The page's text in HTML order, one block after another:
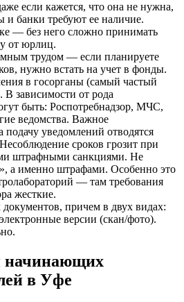
если кажется, что она не нужна,
и банки требуют ее наличие.
— без него сложно принимать
от юрлиц.
трудом — если планируете
нужно встать на учет в фонды.
в госорганы (самый частый
зависимости от рода
быть: Роспотребнадзор, МЧС,
ведомства. Важное
подачу уведомлений отводятся
сроков грозит при
штрафными санкциями. Не
а именно штрафами. Особенно это
— там требования
жесткие.
документов, причем в двух видах:
версии (скан/фото).
начинающих
в Уфе